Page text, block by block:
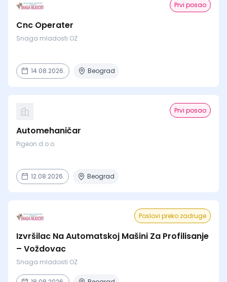
Prvi posao
Cnc Operater
Snaga mladosti OZ
14.08.2026. Beograd
Prvi posao
Automehaničar
Pigeon d.o.o.
12.08.2026. Beograd
Poslovi preko zadruge
Izvršilac Na Automatskoj Mašini Za Profilisanje
– Voždovac
Snaga mladosti OZ